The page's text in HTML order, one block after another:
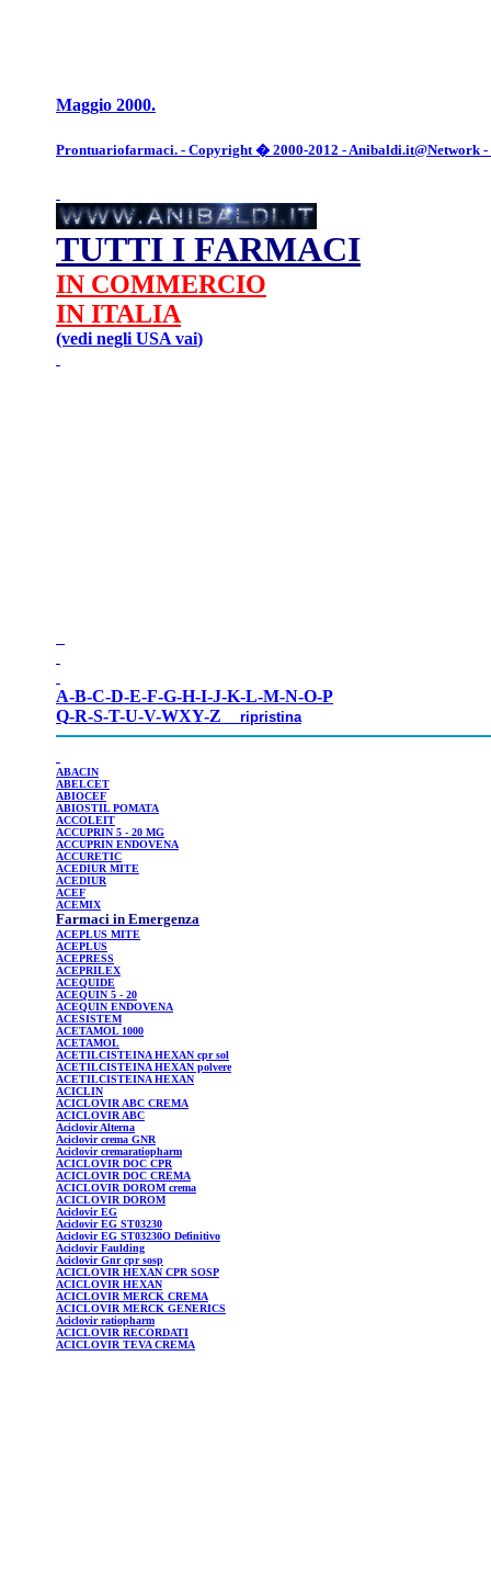
Maggio 2000.
Prontuariofarmaci. - Copyright � 2000-2012 - Anibaldi.it@Network
TUTTI I FARMACI
IN COMMERCIO
IN ITALIA
(vedi negli USA vai)
A-B-C-D-E-F-G-H-I-J-K-L-M-N-O-P
Q-R-S-T-U-V-WXY-Z ripristina
ABACIN
ABELCET
ABIOCEF
ABIOSTILPOMATA
ACCOLEIT
ACCUPRIN 5 - 20 MG
ACCUPRIN ENDOVENA
ACCURETIC
ACEDIURMITE
ACEDIUR
ACEF
ACEMIX
Farmaci in Emergenza
ACEPLUS MITE
ACEPLUS
ACEPRESS
ACEPRILEX
ACEQUIDE
ACEQUIN 5 - 20
ACEQUIN ENDOVENA
ACESISTEM
ACETAMOL1000
ACETAMOL
ACETILCISTEINAHEXAN cpr sol
ACETILCISTEINAHEXAN polvere
ACETILCISTEINAHEXAN
ACICLIN
ACICLOVIRABC CREMA
ACICLOVIRABC
AciclovirAlterna
Aciclovircrema GNR
Aciclovircremaratiopharm
ACICLOVIRDOC CPR
ACICLOVIRDOC CREMA
ACICLOVIRDOROM crema
ACICLOVIRDOROM
AciclovirEG
AciclovirEG ST03230
AciclovirEG ST03230O Definitivo
AciclovirFaulding
AciclovirGnr cpr sosp
ACICLOVIRHEXAN CPR SOSP
ACICLOVIRHEXAN
ACICLOVIRMERCK CREMA
ACICLOVIRMERCK GENERICS
Aciclovirratiopharm
ACICLOVIRRECORDATI
ACICLOVIRTEVA CREMA